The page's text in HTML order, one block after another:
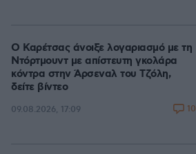
Ο Καρέτσας άνοιξε λογαριασμό με τη
Ντόρτμουντ με απίστευτη γκολάρα
κόντρα στην Άρσεναλ του Τζόλη,
δείτε βίντεο
09.08.2026, 17:09 10